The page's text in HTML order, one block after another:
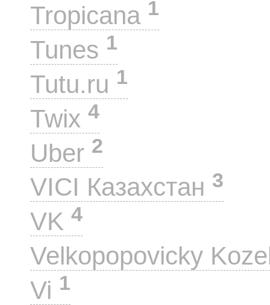
Tropicana 1
Tunes 1
Tutu.ru 1
Twix 4
Uber 2
VICI Казахстан 3
VK 4
Velkopopovicky
Vi 1